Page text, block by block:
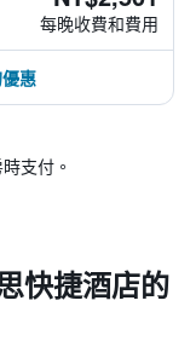
每晚收費和費用
惠
支付。
快捷酒店的